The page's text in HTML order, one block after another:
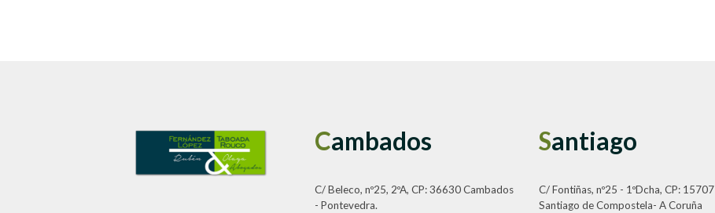
Cambados
C/ Beleco, nº25, 2ºA, CP: 36630 Cambados
- Pontevedra.
Santiago
C/ Fontiñas, nº25 - 1ºDcha, CP: 15707
Santiago de Compostela- A Coruña